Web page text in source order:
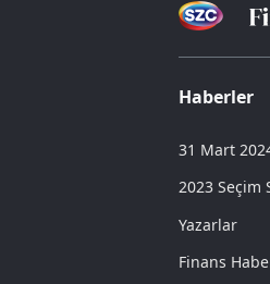
Haberler
31 Mart
2023 Seçim
Yazarlar
Finans